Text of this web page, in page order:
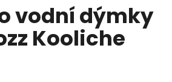
vodní dýmky
Kooliche